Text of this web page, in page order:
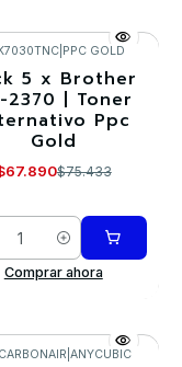
PPC GOLD
5 x Brother
2370 | Toner
Ppc
Gold
$75.433
Comprar ahora
ANYCUBIC